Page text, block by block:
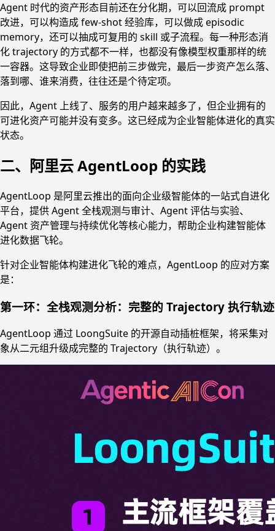
Agent 时代的资产形态目前还在分化期，可以回流成 prompt
改进，可以构造成 few-shot 经验库，可以做成 episodic
memory，还可以抽成可复用的 skill 或子流程。每一种形态消
化 trajectory 的方式都不一样，也都没有像模型权重那样的统
一容器。这导致企业即使把前三步做完，最后一步资产怎么落、
落到哪、谁来消费，往往还是个待定项。
因此，Agent 上线了、服务的用户越来越多了，但企业拥有的
可进化资产可能并没有变多。这已经成为企业智能体进化的真实
状态。
二、阿里云 AgentLoop 的实践
AgentLoop 是阿里云推出的面向企业级智能体的一站式自进化
平台，提供 Agent 全栈观测与审计、Agent 评估与实验、
Agent 资产管理与持续优化等核心能力，帮助企业构建智能体
进化数据飞轮。
针对企业智能体构建进化飞轮的难点，AgentLoop 的应对方案
是：
第一环：全栈观测分析：完整的 Trajectory 执行轨迹
AgentLoop 通过 LoongSuite 的开源自动插桩框架，将采集对
象从二元组升级成完整的 Trajectory（执行轨迹）。